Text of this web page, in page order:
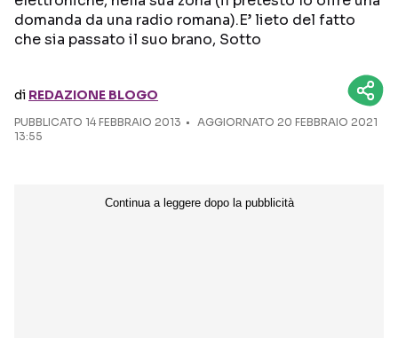
Seguici sui social
domanda da una radio romana).E’ lieto del fatto
che sia passato il suo brano, Sotto
di REDAZIONE BLOGO
PUBBLICATO 14 FEBBRAIO 2013
AGGIORNATO 20 FEBBRAIO 2021
13:55